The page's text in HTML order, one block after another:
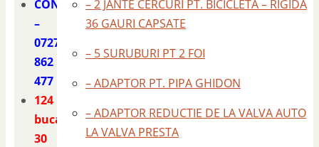
CONTACT
–
0727
862
477
124
bucati
30
– 2 JANTE CERCURI PT. BICICLETA – RIGIDA
36 GAURI CAPSATE
– 5 SURUBURI PT 2 FOI
– ADAPTOR PT. PIPA GHIDON
– ADAPTOR REDUCTIE DE LA VALVA AUTO
LA VALVA PRESTA